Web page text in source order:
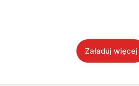
Załaduj więcej